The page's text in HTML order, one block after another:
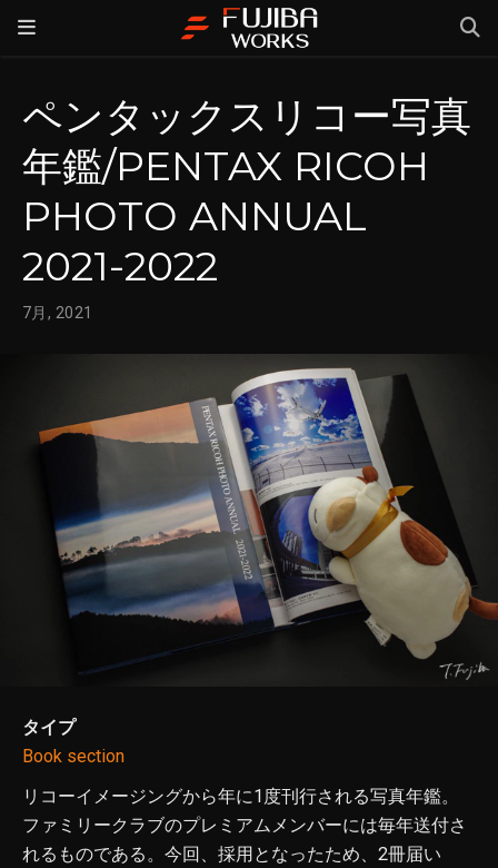
ペンタックスリコー写真
年鑑/PENTAX RICOH
PHOTO ANNUAL
2021-2022
7月, 2021
タイプ
Book section
リコーイメージングから年に1度刊行される写真年鑑。
ファミリークラブのプレミアムメンバーには毎年送付さ
れるものである。今回、採用となったため、2冊届い